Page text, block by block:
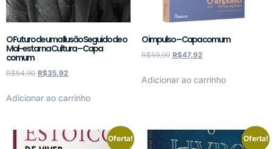
O Futuro de uma Ilusão Seguido de o
Mal-estar na Cultura – Capa
comum
R$54,90 R$35,92
Adicionar ao carrinho
O impulso – Capa comum
R$59,90 R$47,92
Adicionar ao carrinho
Oferta! Oferta!